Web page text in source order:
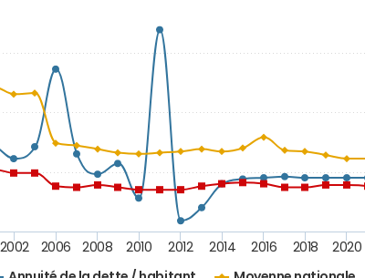
2002 2006 2008 2010 2012 2014 2016 2018 2020